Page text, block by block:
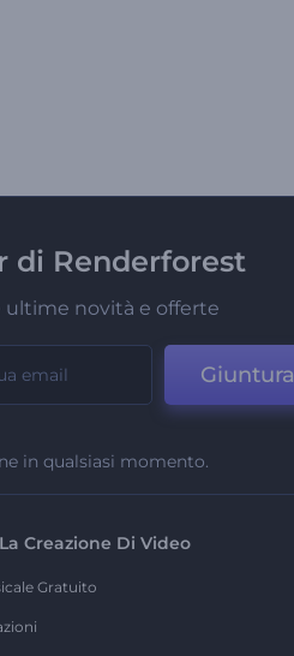
di Renderforest
ultime novità e offerte
Giuntura
in qualsiasi momento.
Creazione Di Video
Gratuito